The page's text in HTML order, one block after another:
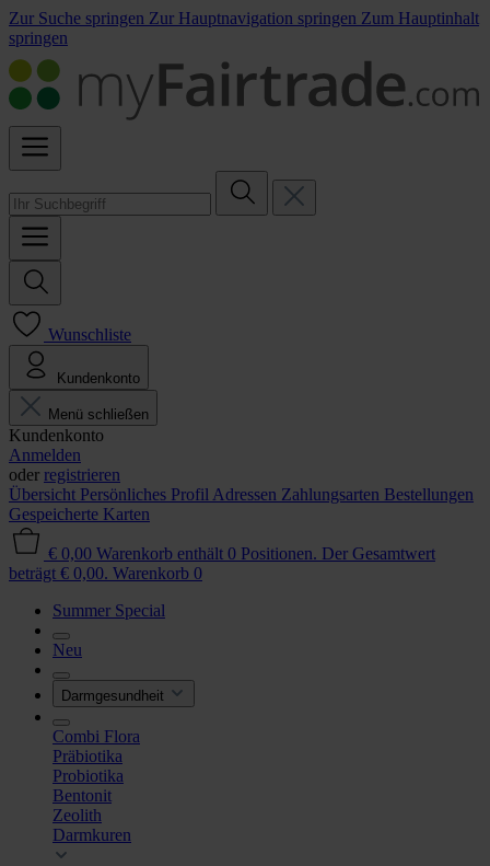
Zur Suche springen Zur Hauptnavigation springen Zum Hauptinhalt
springen
Wunschliste
Kundenkonto
Menü schließen
Kundenkonto
Anmelden
oder registrieren
Übersicht Persönliches Profil Adressen Zahlungsarten Bestellungen
Gespeicherte Karten
€ 0,00 Warenkorb enthält 0 Positionen. Der Gesamtwert
beträgt € 0,00. Warenkorb 0
Summer Special
Neu
Darmgesundheit
Combi Flora
Präbiotika
Probiotika
Bentonit
Zeolith
Darmkuren